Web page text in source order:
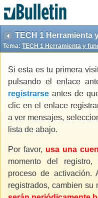
TECH 1 Herramienta
Tema: TECH 1 Herramienta y
Si esta es tu primera
pulsando el enlace
registrarse antes de
clic en el enlace
a ver mensajes,
lista de abajo.
Por favor, usa una
momento del
proceso de activación.
registrados, cambien su